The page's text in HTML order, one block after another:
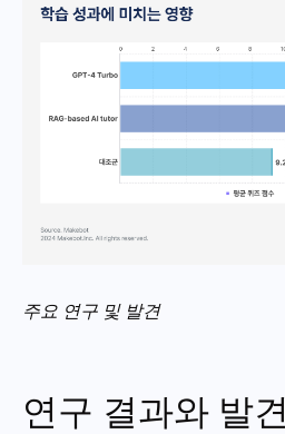
주요 연구 및 발견
연구 결과와 발견